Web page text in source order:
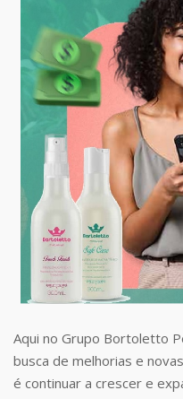
Aqui no Grupo Bortoletto
busca de melhorias e
é continuar a crescer e